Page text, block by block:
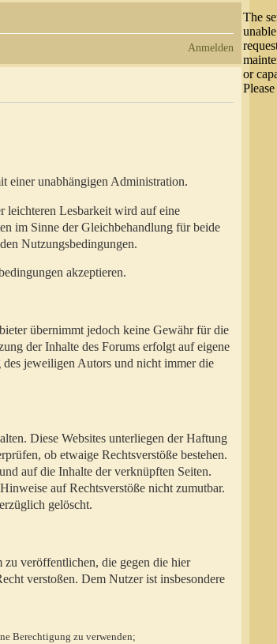
Anmelden
einer unabhängigen Administration.
leichteren Lesbarkeit wird auf eine
im Sinne der Gleichbehandlung für beide
Nutzungsbedingungen.
akzeptieren.
übernimmt jedoch keine Gewähr für die
der Inhalte des Forums erfolgt auf eigene
jeweiligen Autors und nicht immer die
Diese Websites unterliegen der Haftung
ob etwaige Rechtsverstöße bestehen.
auf die Inhalte der verknüpften Seiten.
auf Rechtsverstöße nicht zumutbar.
gelöscht.
veröffentlichen, die gegen die hier
verstoßen. Dem Nutzer ist insbesondere
Berechtigung zu verwenden;